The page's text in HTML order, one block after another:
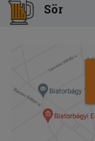
Sör